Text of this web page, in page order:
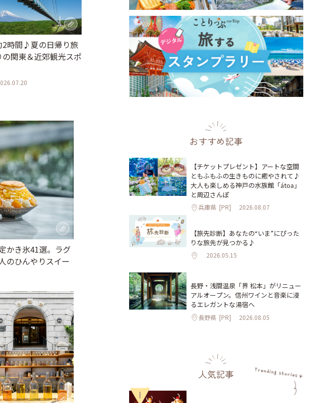
2時間♪夏の日帰り旅
の関東＆近郊観光スポ
歴史が息づく街・日本橋兜町。時
をつなぐ風景に出会う一日さんぽ
2026.07.28
かき氷41選。ラグ
のひんやりスイー
おすすめ記事
【チケットプレゼント】アートな空間
ともふもふの生きものに癒やされて♪
大人も楽しめる神戸の水族館「átoa」
と周辺さんぽ
兵庫県 [PR] 2026.08.07
【旅先診断】あなたの“いま”にぴった
りな旅先が見つかる♪
2026.05.15
長野・浅間温泉「界 松本」がリニュー
アルオープン。信州ワインと音楽に浸
るエレガントな湯宿へ
長野県 [PR] 2026.08.05
人気記事
1